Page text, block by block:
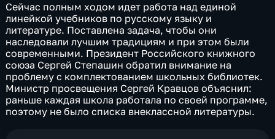
Сейчас полным ходом идет работа над единой
линейкой учебников по русскому языку и
литературе. Поставлена задача, чтобы они
наследовали лучшим традициям и при этом были
современными. Президент Российского книжного
союза Сергей Степашин обратил внимание на
проблему с комплектованием школьных библиотек.
Министр просвещения Сергей Кравцов объяснил:
раньше каждая школа работала по своей программе,
поэтому не было списка внеклассной литературы.